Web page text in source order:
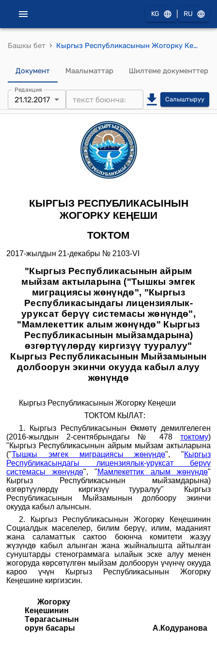
KG RU
Башкы бет › Кыргыз Республикасынын Жогорку Кеңешинин 2017-жылдын 21-декабрындагы № 2103-VI "Кыргыз Республикасынын айрым мыйзам актыларына ("Тышкы эмгек миграциясы жөнүндө", "Кыргыз Республикасындагы лицензиялык-уруксат берүү системасы жөнүндө", "Мамлекеттик алым жөнүндө" Кыргыз Республикасынын мыйзамдарына) өзгөртүүлөрдү киргизүү тууралуу" Кыргыз Республикасынын Мыйзамынын долбоорун экинчи окууда кабыл алуу жөнүндө" токтому
Документ Маалыматтар Шилтеме документтер
Редакция
21.12.2017 Салыштыруу